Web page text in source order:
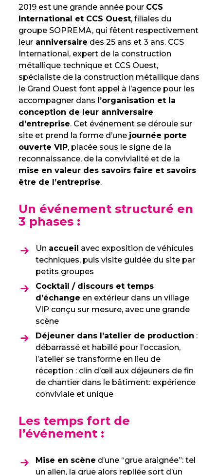
2019 est une grande année pour CCS
International et CCS Ouest, filiales du
groupe SOPREMA, qui fêtent respectivement
leur anniversaire des 25 ans et 3 ans. CCS
International, expert de la construction
métallique technique et CCS Ouest,
spécialiste de la construction métallique dans
le Grand Ouest font appel à l’agence pour les
accompagner dans l’organisation et la
conception de leur anniversaire
d’entreprise. Cet événement se déroule sur
site et prend la forme d’une journée porte
ouverte VIP, placée sous le signe de la
reconnaissance, de la convivialité et de la
mise en valeur des savoirs faire et savoirs
être de l’entreprise.
Un événement structuré en
3 phases :
Un accueil avec exposition de véhicules
techniques, puis visite guidée du site par
petits groupes
Cocktail / discours et temps
d’échange en extérieur dans un village
VIP conçu sur mesure, avec une grande
scène
Déjeuner dans l’atelier de production :
débarrassé et habillé pour l’occasion,
l’atelier se transforme en lieu de
réception : clin d’œil aux déjeuners de fin
de chantier dans le bâtiment: expérience
conviviale et unique
Les temps fort de
l’événement :
Mise en scène d’une “grue araignée”: tel
un alien, la grue alors repliée sort d’un